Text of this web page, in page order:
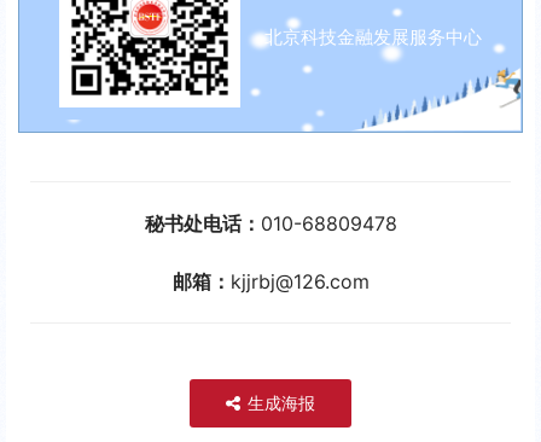
北京科技金融发展服务中心
秘书处电话： 010-68809478
邮箱： kjjrbj@126.com
生成海报